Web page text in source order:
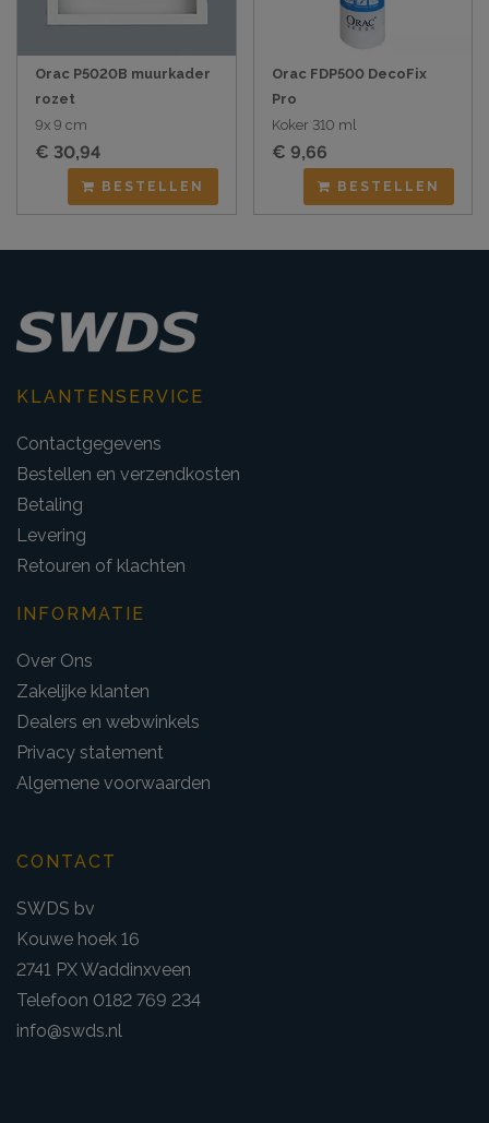
Orac P5020B muurkader
rozet
9x 9 cm
€ 30,94
BESTELLEN
Orac FDP500 DecoFix
Pro
Koker 310 ml
€ 9,66
BESTELLEN
KLANTENSERVICE
Contactgegevens
Bestellen en verzendkosten
Betaling
Levering
Retouren of klachten
INFORMATIE
Over Ons
Zakelijke klanten
Dealers en webwinkels
Privacy statement
Algemene voorwaarden
CONTACT
SWDS bv
Kouwe hoek 16
2741 PX Waddinxveen
Telefoon 0182 769 234
info@swds.nl